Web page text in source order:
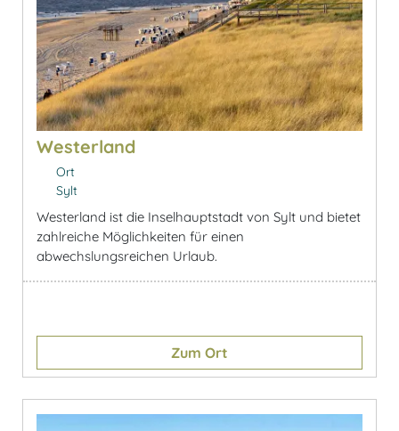
Westerland
Ort
Sylt
Westerland ist die Inselhauptstadt von Sylt und bietet
zahlreiche Möglichkeiten für einen
abwechslungsreichen Urlaub.
Zum Ort